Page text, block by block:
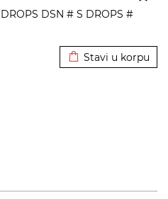
DSN # S DROPS #
Stavi u korpu